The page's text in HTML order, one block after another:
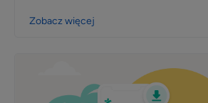
Zobacz więcej